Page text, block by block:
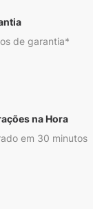
de garantia*
na Hora
em 30 minutos